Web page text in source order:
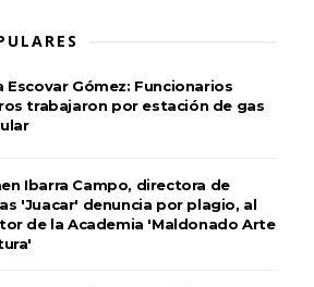
Escovar Gómez: Funcionarios
trabajaron por estación de gas
Ibarra Campo, directora de
'Juacar' denuncia por plagio, al
de la Academia 'Maldonado Arte